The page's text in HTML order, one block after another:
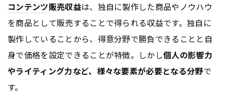
コンテンツ販売収益は、独自に製作した商品やノウハウ
を商品として販売することで得られる収益です。独自に
製作していることから、得意分野で勝負できることと自
身で価格を設定できることが特徴。しかし個人の影響力
やライティング力など、様々な要素が必要となる分野で
す。